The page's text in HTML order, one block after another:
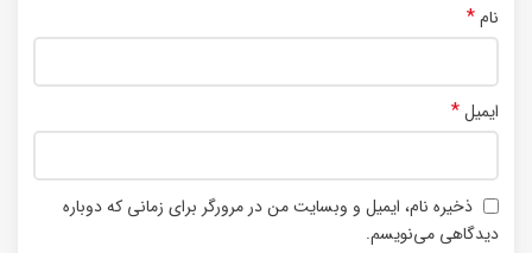
نام*
ایمیل*
ذخیره نام، ایمیل و وبسایت من در مرورگر برای زمانی که دوباره
دیدگاهی می‌نویسم.